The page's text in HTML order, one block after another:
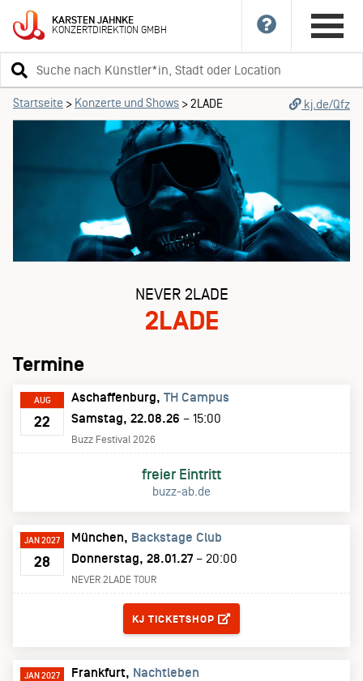
KARSTENJAHNKE
KONZERTDIREKTIONGMBH
Suchbegriff
eingeben
Startseite > Konzerte und Shows >2LADE kj.de/Qfz
NEVER 2LADE
2LADE
Termine
AUG
22
Aschaffenburg TH Campus
Samstag, 22.08.26 – 15:00
Buzz Festival 2026
freier Eintritt
buzz-ab.de
JAN 2027
28
München
Backstage Club
Donnerstag, 28.01.27 – 20:00
NEVER 2LADE TOUR
KJ TICKETSHOP
JAN 2027 Frankfurt Nachtleben